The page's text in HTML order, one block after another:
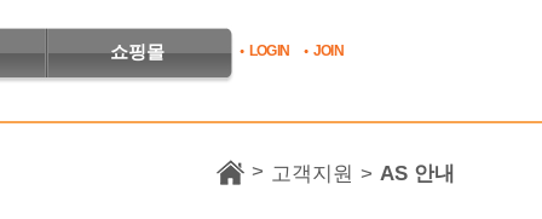
쇼핑몰 LOGIN JOIN
> 고객지원 > AS 안내